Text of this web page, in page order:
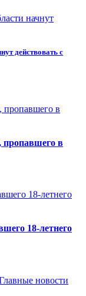
действовать с
пропавшего в
18-летнего